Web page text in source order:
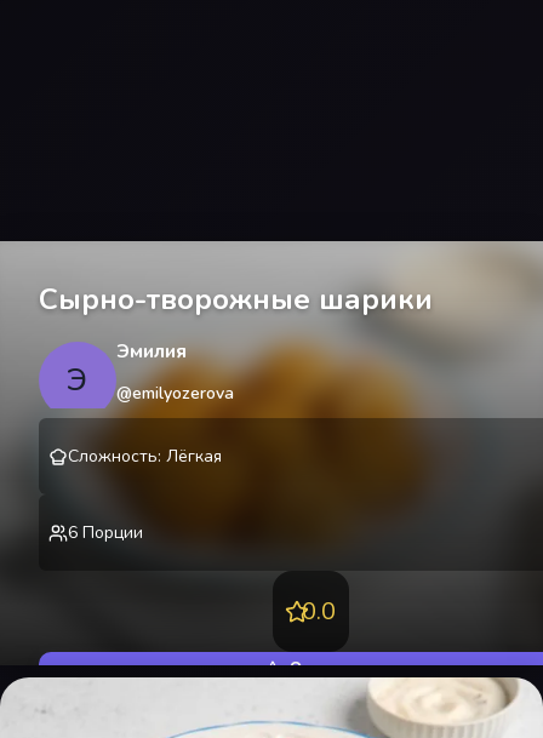
Сырно-творожные шарики
Э
Эмилия
@emilyozerova
Сложность: Лёгкая
6 Порции
0.0
Оценить